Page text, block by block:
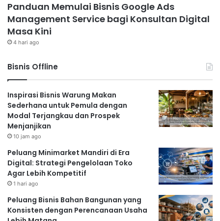
Panduan Memulai Bisnis Google Ads
Management Service bagi Konsultan Digital
Masa Kini
4 hari ago
Bisnis Offline
Inspirasi Bisnis Warung Makan
Sederhana untuk Pemula dengan
Modal Terjangkau dan Prospek
Menjanjikan
10 jam ago
Peluang Minimarket Mandiri di Era
Digital: Strategi Pengelolaan Toko
Agar Lebih Kompetitif
1 hari ago
Peluang Bisnis Bahan Bangunan yang
Konsisten dengan Perencanaan Usaha